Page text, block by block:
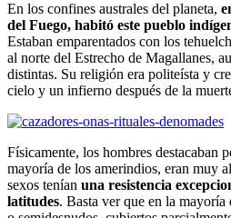
En los confines australes del planeta,
del Fuego, habitó este pueblo
Estaban emparentados con los
al norte del Estrecho de Magallanes,
distintas. Su religión era politeísta y
cielo y un infierno después de la
Físicamente, los hombres destacaban
mayoría de los amerindios, eran muy
sexos tenían una resistencia
latitudes. Basta ver que en la mayoría